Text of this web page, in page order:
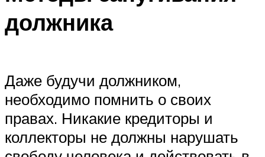
должника
Даже будучи должником,
необходимо помнить о своих
правах. Никакие кредиторы и
коллекторы не должны нарушать